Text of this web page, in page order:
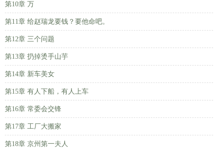
第10章 万
第11章 给赵瑞龙要钱？要他命吧。
第12章 三个问题
第13章 扔掉烫手山芋
第14章 新车美女
第15章 有人下船，有人上车
第16章 常委会交锋
第17章 工厂大搬家
第18章 京州第一夫人